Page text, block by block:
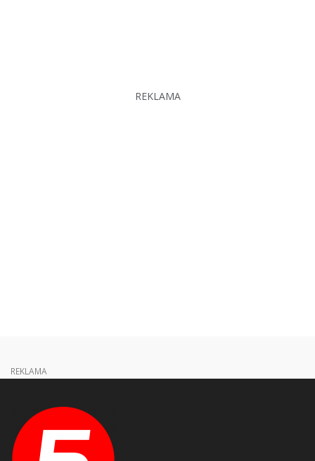
REKLAMA
REKLAMA